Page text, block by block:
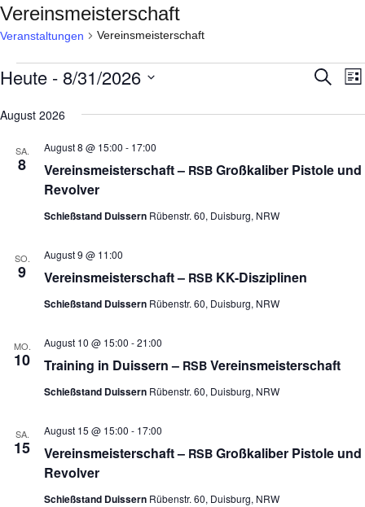
Vereinsmeisterschaft
Veranstaltungen Vereinsmeisterschaft
Veranstaltungen Suche
Heute - 8/31/2026
wählen.
August 2026
SA.
8 Ver­eins­meis­ter­schaft – RSB Groß­ka­li­ber Pis­tole und
Revolver
August 8 @ 15:00 - 17:00
Schießstand Duissern Rübenstr. 60, Duisburg, NRW
SO.
9 Ver­eins­meis­ter­schaft – RSB KK-Disziplinen
August 9 @ 11:00
Schießstand Duissern Rübenstr. 60, Duisburg, NRW
MO.
10 Trai­ning in Duis­sern – RSB Vereinsmeisterschaft
August 10 @ 15:00 -21:00
Schießstand Duissern Rübenstr. 60, Duisburg, NRW
SA.
15 Ver­eins­meis­ter­schaft – RSB Groß­ka­li­ber Pis­tole und
Revolver
August 15 @ 15:00 - 17:00
Schießstand Duissern Rübenstr. 60, Duisburg, NRW